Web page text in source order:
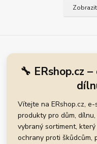
🔧 ERshop.cz
Vítejte na ERshop.cz,
produkty pro dům,
vybraný sortiment,
ochrany proti škůdcům,